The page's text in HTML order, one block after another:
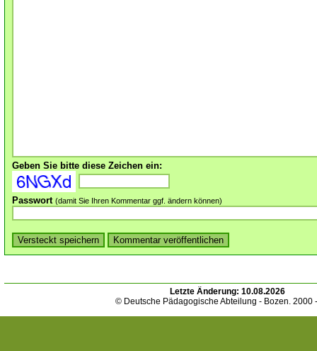
Geben Sie bitte diese Zeichen ein:
Passwort (damit Sie Ihren Kommentar ggf. ändern können)
Letzte Änderung: 10.08.2026
© Deutsche Pädagogische Abteilung - Bozen. 2000